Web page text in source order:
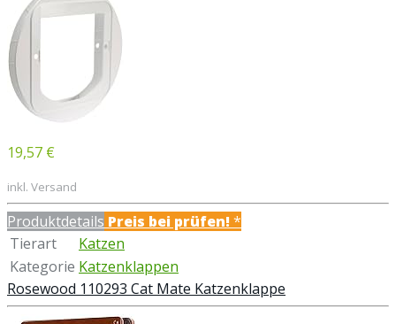
19,57 €
inkl. Versand
Produktdetails Preis bei prüfen!*
Tierart
Katzen
Kategorie Katzenklappen
Rosewood 110293 Cat Mate Katzenklappe